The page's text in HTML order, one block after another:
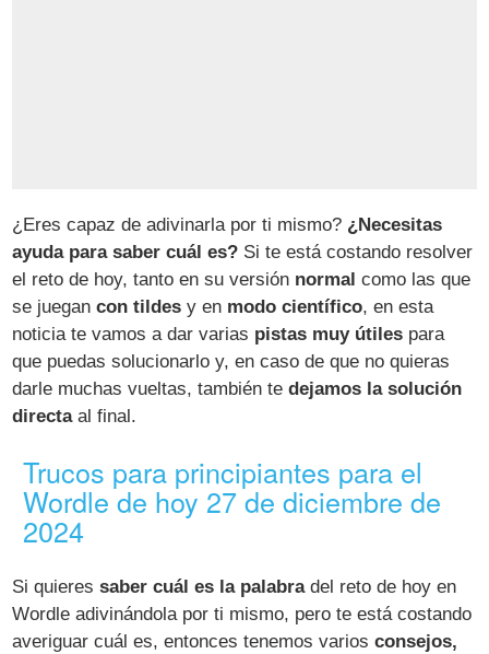
¿Eres capaz de adivinarla por ti mismo? ¿Necesitas
ayuda para saber cuál es? Si te está costando resolver
el reto de hoy, tanto en su versión normal como las que
se juegancon tildes y en modo científico, en esta
noticia te vamos a dar varias pistas muy útiles para
que puedas solucionarlo y, en caso de que no quieras
darle muchas vueltas, también tedejamos la solución
directaal final.
Trucos para principiantes para el
Wordle de hoy 27 de diciembre de
2024
Si quieressaber cuál es la palabradel reto de hoy en
Wordle adivinándola por ti mismo, pero te está costando
averiguar cuál es, entonces tenemos variosconsejos,